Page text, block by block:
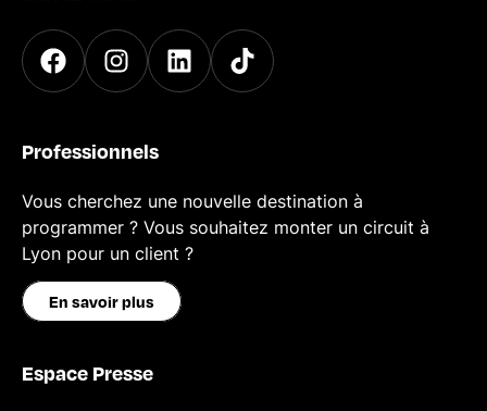
Professionnels
Vous cherchez une nouvelle destination à
programmer ? Vous souhaitez monter un circuit à
Lyon pour un client ?
En savoir plus
Espace Presse